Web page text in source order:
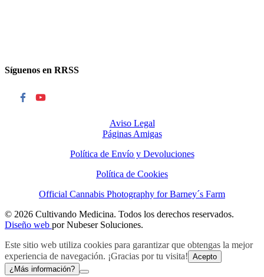
Síguenos en RRSS
Aviso Legal
Páginas Amigas
Política de Envío y Devoluciones
Política de Cookies
Official Cannabis Photography for Barney´s Farm
© 2026 Cultivando Medicina. Todos los derechos reservados.
Diseño web por Nubeser Soluciones.
Este sitio web utiliza cookies para garantizar que obtengas la mejor
experiencia de navegación. ¡Gracias por tu visita! Acepto
¿Más información?